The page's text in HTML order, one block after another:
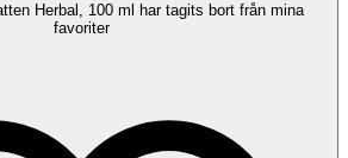
Herbal, 100 ml har tagits bort från mina
favoriter